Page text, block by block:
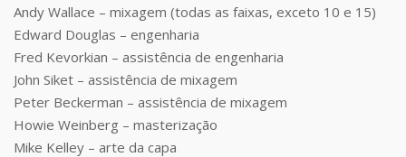
Andy Wallace – mixagem (todas as faixas, exceto 10 e 15)
Edward Douglas – engenharia
Fred Kevorkian – assistência de engenharia
John Siket – assistência de mixagem
Peter Beckerman – assistência de mixagem
Howie Weinberg – masterização
Mike Kelley – arte da capa